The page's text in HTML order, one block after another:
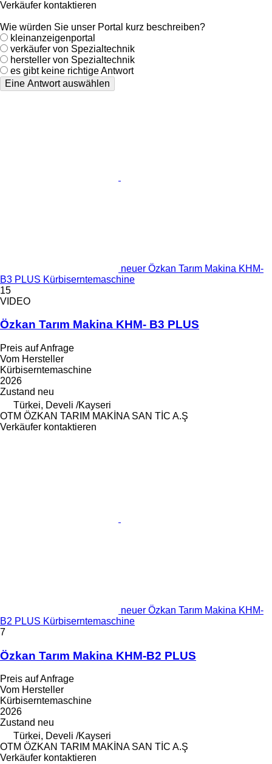
Verkäufer kontaktieren
Wie würden Sie unser Portal kurz beschreiben?
kleinanzeigenportal
verkäufer von Spezialtechnik
hersteller von Spezialtechnik
es gibt keine richtige Antwort
Eine Antwort auswählen
neuer Özkan Tarım Makina KHM-
B3 PLUS Kürbiserntemaschine
15
VIDEO
Özkan Tarım Makina KHM- B3 PLUS
Preis auf Anfrage
Vom Hersteller
Kürbiserntemaschine
2026
Zustand neu
Türkei, Develi /Kayseri
OTM ÖZKAN TARIM MAKİNA SAN TİC A.Ş
Verkäufer kontaktieren
neuer Özkan Tarım Makina KHM-
B2 PLUS Kürbiserntemaschine
7
Özkan Tarım Makina KHM-B2 PLUS
Preis auf Anfrage
Vom Hersteller
Kürbiserntemaschine
2026
Zustand neu
Türkei, Develi /Kayseri
OTM ÖZKAN TARIM MAKİNA SAN TİC A.Ş
Verkäufer kontaktieren